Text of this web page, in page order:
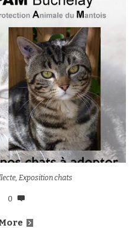
, Exposition chats
0